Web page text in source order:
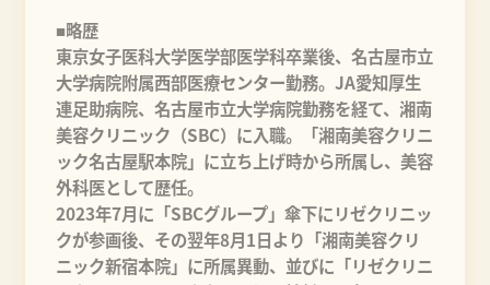
■略歴
東京女子医科大学医学部医学科卒業後、名古屋市立
大学病院附属西部医療センター勤務。JA愛知厚生
連足助病院、名古屋市立大学病院勤務を経て、湘南
美容クリニック（SBC）に入職。「湘南美容クリニ
ック名古屋駅本院」に立ち上げ時から所属し、美容
外科医として歴任。
2023年7月に「SBCグループ」傘下にリゼクリニッ
クが参画後、その翌年8月1日より「湘南美容クリ
ニック新宿本院」に所属異動、並びに「リゼクリニ